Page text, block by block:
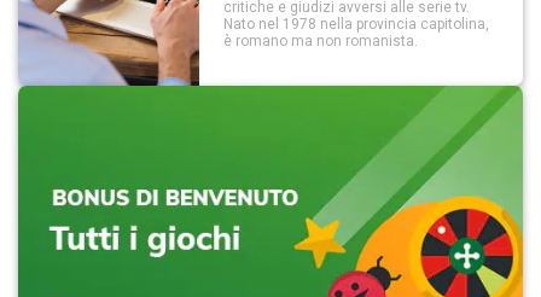
critiche e giudizi avversi alle serie tv.
Nato nel 1978 nella provincia capitolina,
è romano ma non romanista.